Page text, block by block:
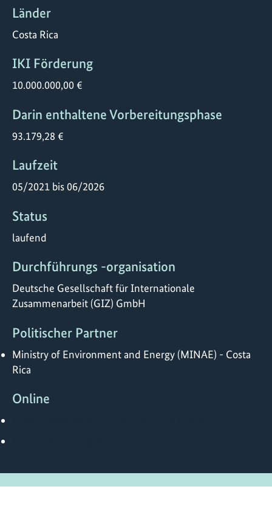
Länder
Costa Rica
IKI Förderung
10.000.000,00 €
Darin enthaltene Vorbereitungsphase
93.179,28 €
Laufzeit
05/2021 bis 06/2026
Status
laufend
Durchführungs -organisation
Deutsche Gesellschaft für Internationale
Zusammenarbeit (GIZ) GmbH
Politischer Partner
Ministry of Environment and Energy (MINAE) - Costa
Rica
Online